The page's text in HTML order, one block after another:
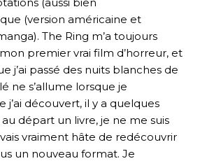
(version américaine et
The Ring m’a toujours
premier vrai film d’horreur, et
j’ai passé des nuits blanches de
ne s’allume lorsque je
j’ai découvert, il y a quelques
départ un livre, je ne me suis
vraiment hâte de redécouvrir
un nouveau format. Je